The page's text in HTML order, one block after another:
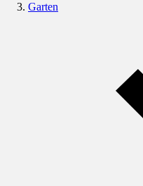
Garten